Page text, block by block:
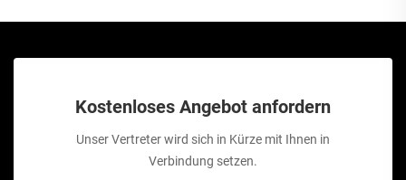
Kostenloses Angebot anfordern
Unser Vertreter wird sich in Kürze mit Ihnen in
Verbindung setzen.